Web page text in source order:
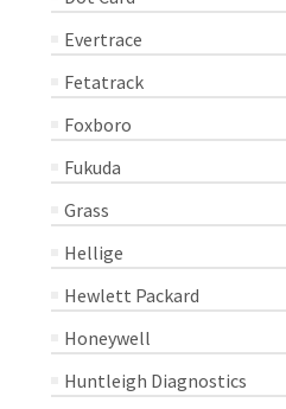
Evertrace
Fetatrack
Foxboro
Fukuda
Grass
Hellige
Hewlett Packard
Honeywell
Huntleigh Diagnostics